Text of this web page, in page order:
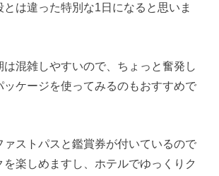
は違った特別な1日になると思いま
は混雑しやすいので、ちょっと奮発し
ッケージを使ってみるのもおすすめで
ァストパスと鑑賞券が付いているので
楽しめますし、ホテルでゆっくりク